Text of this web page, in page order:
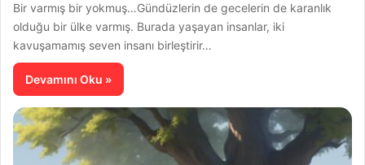
Bir varmış bir yokmuş…Gündüzlerin de gecelerin de karanlık
olduğu bir ülke varmış. Burada yaşayan insanlar, iki
kavuşamamış seven insanı birleştirir…
Devamını Oku »